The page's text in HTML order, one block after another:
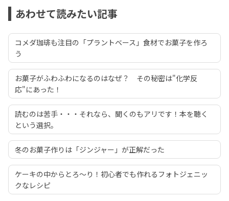
あわせて読みたい記事
コメダ珈琲も注目の「プラントベース」食材でお菓子を作ろ
う
お菓子がふわふわになるのはなぜ？ その秘密は"化学反
応"にあった！
読むのは苦手・・・それなら、聞くのもアリです！本を聴く
という選択。
冬のお菓子作りは「ジンジャー」が正解だった
ケーキの中からとろ～り！初心者でも作れるフォトジェニッ
クなレシピ